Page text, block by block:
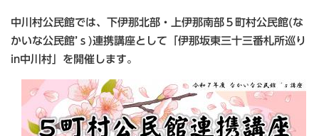
中川村公民館では、下伊那北部・上伊那南部５町村公民館(な
かいな公民館’ｓ)連携講座として「伊那坂東三十三番札所巡り
in中川村」を開催します。